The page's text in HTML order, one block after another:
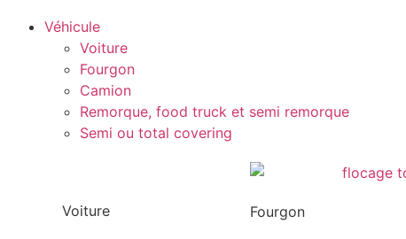
Véhicule
Voiture
Fourgon
Camion
Remorque, food truck et semi remorque
Semi ou total covering
Voiture Fourgon